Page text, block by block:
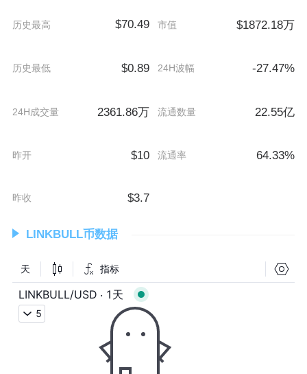
历史最高 $70.49 市值 $1872.18万
历史最低 $0.89 24H波幅 -27.47%
24H成交量 2361.86万 流通数量 22.55亿
昨开 $10 流通率 64.33%
昨收 $3.7
LINKBULL币数据